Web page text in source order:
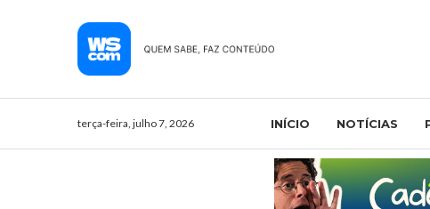
terça-feira, julho 7, 2026 INÍCIO NOTÍCIAS